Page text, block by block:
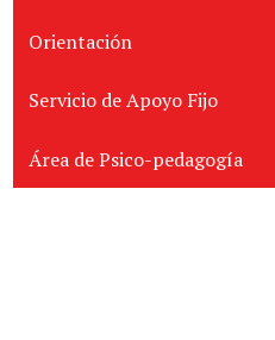
Orientación
Servicio de Apoyo Fijo
Área de Psico-pedagogía